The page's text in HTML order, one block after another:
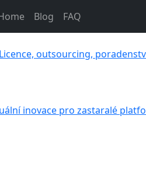
Blog FAQ
outsourcing,
inovace pro zastaralé